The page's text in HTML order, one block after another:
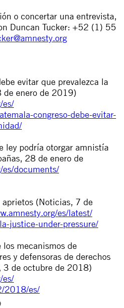
o concertar una entrevista,
Duncan Tucker: +52 (1) 55
evitar que prevalezca la
enero de 2019)
es/
congreso-debe-evitar-
ley podría otorgar amnistía
28 de enero de
es/documents/
aprietos (Noticias, 7 de
es/latest/
justice-under-pressure/
los mecanismos de
y defensoras de derechos
3 de octubre de 2018)
es/
2018/es/